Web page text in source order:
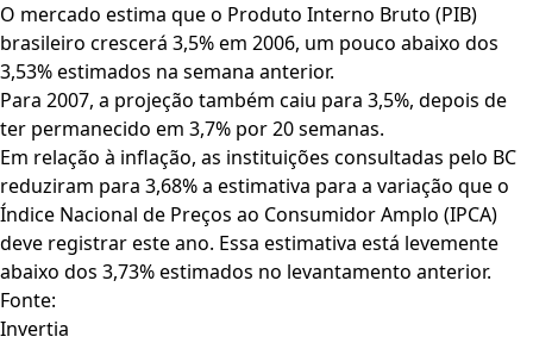
O mercado estima que o Produto Interno Bruto (PIB)
brasileiro crescerá 3,5% em 2006, um pouco abaixo dos
3,53% estimados na semana anterior.
Para 2007, a projeção também caiu para 3,5%, depois de
ter permanecido em 3,7% por 20 semanas.
Em relação à inflação, as instituições consultadas pelo BC
reduziram para 3,68% a estimativa para a variação que o
Índice Nacional de Preços ao Consumidor Amplo (IPCA)
deve registrar este ano. Essa estimativa está levemente
abaixo dos 3,73% estimados no levantamento anterior.
Fonte:
Invertia